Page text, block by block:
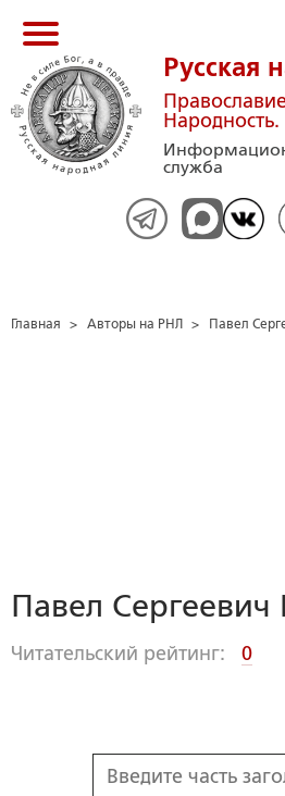
Русская
Народность.
служба
Главная > Авторы на РНЛ > Павел
Павел Сергеевич
Читательский рейтинг: 0